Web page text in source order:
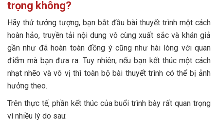
5. Sử dụng trích dẫn nổi tiếng làm câu kết thúc bài
thuyết trình
6. Truyền cảm hứng bằng sức mạnh của những câu
chuyện
7. Sử dụng hình ảnh trực quan, ấn tượng
8. Kết thúc thuyết trình bằng một tuyên bố đáng nhớ
9. Kết thúc bài thuyết trình bằng sự hài hước
2. Ví dụ về cách kết thúc thuyết trình bằng cách tóm
lược
3. Kết thúc phát biểu bằng hành động
4. Ví dụ về cách sử dụng trích dẫn để kết thúc bài
thuyết trình
trọng không?
Hãy thử tưởng tượng, bạn bắt đầu bài thuyết trình một cách
hoàn hảo, truyền tải nội dung vô cùng xuất sắc và khán giả
gần như đã hoàn toàn đồng ý cũng như hài lòng với quan
điểm mà bạn đưa ra. Tuy nhiên, nếu bạn kết thúc một cách
nhạt nhẽo và vô vị thì toàn bộ bài thuyết trình có thể bị ảnh
hưởng theo.
Trên thực tế, phần kết thúc của buổi trình bày rất quan trọng
vì nhiều lý do sau: